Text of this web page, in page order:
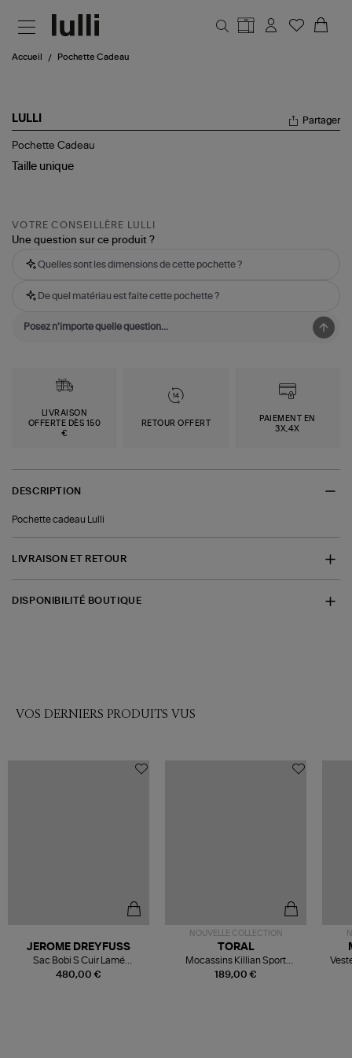
Accueil Pochette Cadeau
LULLI
Pochette
Partager
Pochette Cadeau
Taille unique
VOTRE CONSEILLÈRE LULLI
Une question sur ce produit ?
Quelles sont les dimensions de cette pochette ?
De quel matériau est faite cette pochette ?
LIVRAISON
OFFERTE DÈS 150
€
RETOUR OFFERT
PAIEMENT EN
3X,4X
DESCRIPTION
Pochette cadeau Lulli
LIVRAISON ET RETOUR
DISPONIBILITÉ BOUTIQUE
VOS DERNIERS PRODUITS VUS
480,00 €
JEROME DREYFUSS
Sac Bobi S Cuir Lamé
Champagne
NOUVELLE COLLECTION
189,00 €
TORAL
Mocassins Killian Sport
Mousse